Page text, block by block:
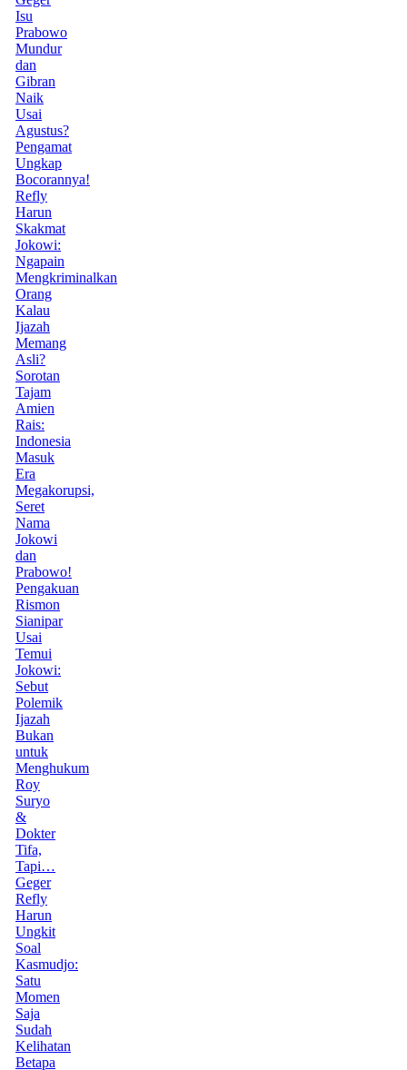
Isu
Prabowo
Mundur
dan
Gibran
Naik
Usai
Agustus?
Pengamat
Ungkap
Bocorannya!
Refly
Harun
Skakmat
Jokowi:
Ngapain
Mengkriminalkan
Orang
Kalau
Ijazah
Memang
Asli?
Sorotan
Tajam
Amien
Rais:
Indonesia
Masuk
Era
Megakorupsi,
Seret
Nama
Jokowi
dan
Prabowo!
Pengakuan
Rismon
Sianipar
Usai
Temui
Jokowi:
Sebut
Polemik
Ijazah
Bukan
untuk
Menghukum
Roy
Suryo
&
Dokter
Tifa,
Tapi…
Geger
Refly
Harun
Ungkit
Soal
Kasmudjo:
Satu
Momen
Saja
Sudah
Kelihatan
Betapa